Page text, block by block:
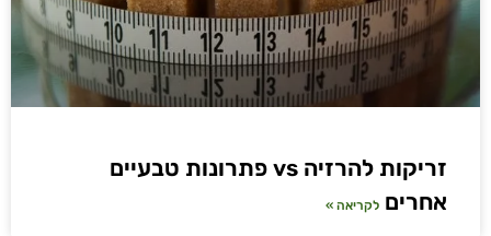
זריקות להרזיה vs פתרונות טבעיים
אחרים לקריאה »